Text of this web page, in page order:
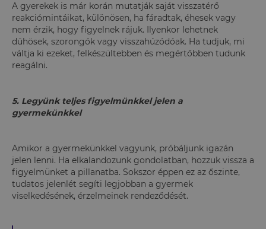
A gyerekek is már korán mutatják saját visszatérő
reakciómintáikat, különösen, ha fáradtak, éhesek vagy
nem érzik, hogy figyelnek rájuk. Ilyenkor lehetnek
dühösek, szorongók vagy visszahúzódóak. Ha tudjuk, mi
váltja ki ezeket, felkészültebben és megértőbben tudunk
reagálni.
5. Legyünk teljes figyelmünkkel jelen a
gyermekünkkel
Amikor a gyermekünkkel vagyunk, próbáljunk igazán
jelen lenni. Ha elkalandozunk gondolatban, hozzuk vissza a
figyelmünket a pillanatba. Sokszor éppen ez az őszinte,
tudatos jelenlét segíti legjobban a gyermek
viselkedésének, érzelmeinek rendeződését.